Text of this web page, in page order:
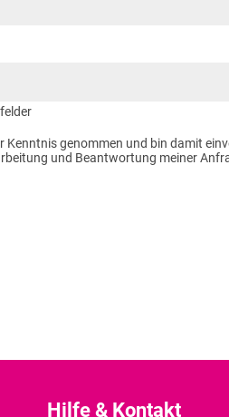
genommen und bin damit
und Beantwortung meiner
Hilfe & Kontakt